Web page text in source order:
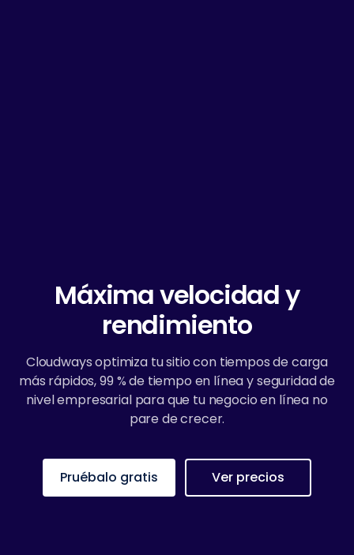
Máxima velocidad y
rendimiento
Cloudways optimiza tu sitio con tiempos de carga
más rápidos, 99 % de tiempo en línea y seguridad de
nivel empresarial para que tu negocio en línea no
pare de crecer.
Pruébalo gratis Ver precios